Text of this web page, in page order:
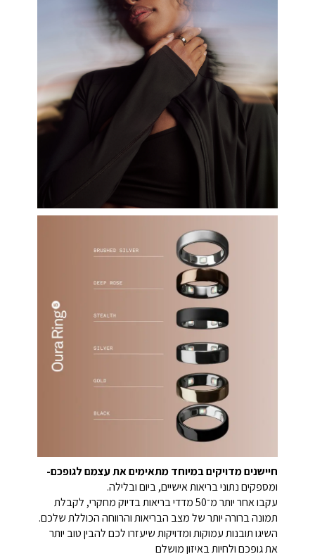
חיישנים מדויקים במיוחד מתאימים את עצמם לגופכם-
ומספקים נתוני בריאות אישיים, ביום ובלילה.
עקבו אחר יותר מ־50 מדדי בריאות בדיוק מחקרי, לקבלת
תמונה ברורה יותר של מצב הבריאות והרווחה הכוללת שלכם.
השיגו תובנות עמוקות ומדויקות שיעזרו לכם להבין טוב יותר
את גופכם ולחיות באיזון מושלם